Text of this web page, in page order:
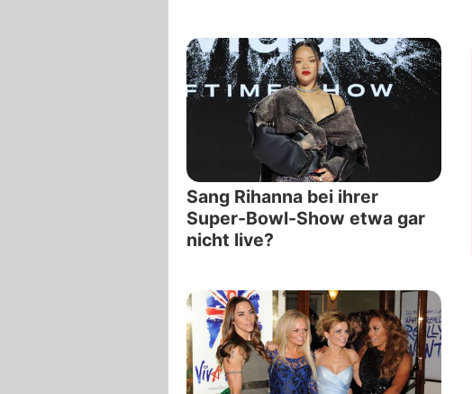
Sang Rihanna bei ihrer
Super-Bowl-Show etwa gar
nicht live?